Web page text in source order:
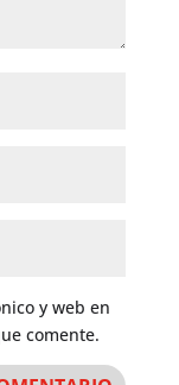
y web en
comente.